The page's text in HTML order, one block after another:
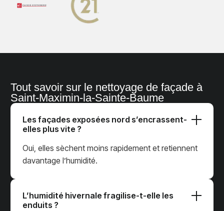
Tout savoir sur le nettoyage de façade à
Saint-Maximin-la-Sainte-Baume
Les façades exposées nord s’encrassent-
elles plus vite ?
Oui, elles sèchent moins rapidement et retiennent
davantage l’humidité.
L’humidité hivernale fragilise-t-elle les
enduits ?